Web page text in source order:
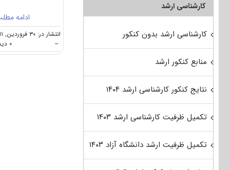
ادامه
انتشار در: ۳۰ فروردین, ۱۳۹۱
--
۰ دیدگاه
کارشناسی ارشد
کارشناسی ارشد بدون کنکور
منابع کنکور ارشد
نتایج کنکور کارشناسی ارشد ۱۴۰۴
تکمیل ظرفیت کارشناسی ارشد ۱۴۰۳
تکمیل ظرفیت ارشد دانشگاه آزاد ۱۴۰۳